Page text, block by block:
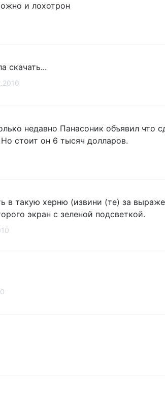
и лохотрон
скачать...
недавно Панасоник объявил что
стоит он 6 тысяч долларов.
в такую херню (извини (те) за
экран с зеленой подсветкой.